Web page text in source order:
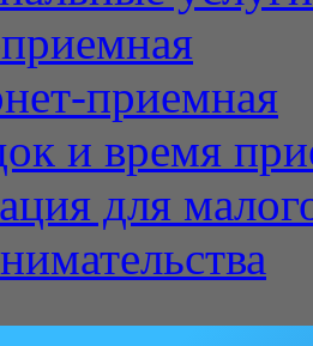
приемная
и время
для